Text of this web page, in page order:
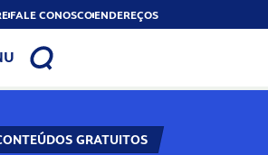
FALE CONOSCOENDEREÇOS
GRATUITOS